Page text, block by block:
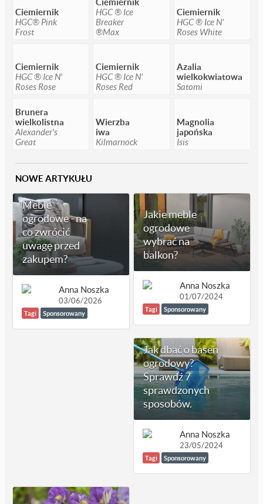
Ciemiernik
HGC® Pink
Frost
HGC ® Ice
Breaker
®Max
Ciemiernik
HGC ® Ice N'
Roses White
Ciemiernik
HGC ® Ice N'
Roses Rose
Ciemiernik
HGC ® Ice N'
Roses Red
Azalia
wielkokwiatowa
Satomi
Brunera
wielkolistna
Alexander's
Great
Wierzba
iwa
Kilmarnock
Magnolia
japońska
Isis
NOWE ARTYKUŁU
Meble
ogrodowe - na
co zwrócić
uwagę przed
zakupem?
Anna Noszka
03/06/2026
Tagi Sponsorowany
Jakie meble
ogrodowe
wybrać na
balkon?
Anna Noszka
01/07/2024
Tagi Sponsorowany
Jak dbać o basen
ogrodowy?
Sprawdź 7
sprawdzonych
sposobów.
Anna Noszka
23/05/2024
Tagi Sponsorowany